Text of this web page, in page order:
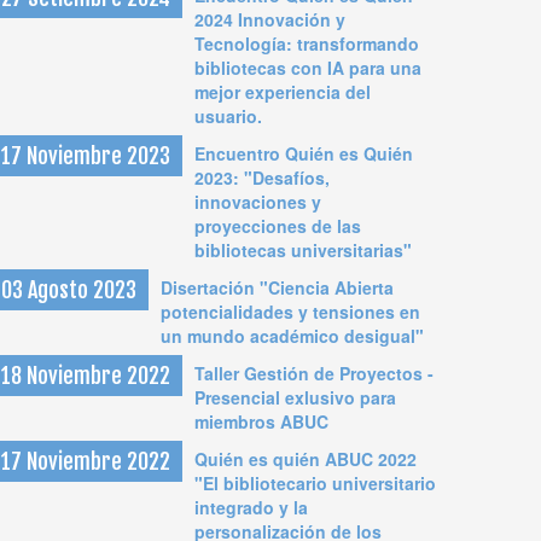
2024 Innovación y
Tecnología: transformando
bibliotecas con IA para una
mejor experiencia del
usuario.
17 Noviembre 2023
Encuentro Quién es Quién
2023: "Desafíos,
innovaciones y
proyecciones de las
bibliotecas universitarias"
03 Agosto 2023
Disertación "Ciencia Abierta
potencialidades y tensiones en
un mundo académico desigual"
18 Noviembre 2022
Taller Gestión de Proyectos -
Presencial exlusivo para
miembros ABUC
17 Noviembre 2022
Quién es quién ABUC 2022
"El bibliotecario universitario
integrado y la
personalización de los